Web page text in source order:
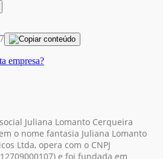
empresa?
Juliana Lomanto Cerqueira
o nome fantasia Juliana Lomanto
Ltda, opera com o CNPJ
e foi fundada em